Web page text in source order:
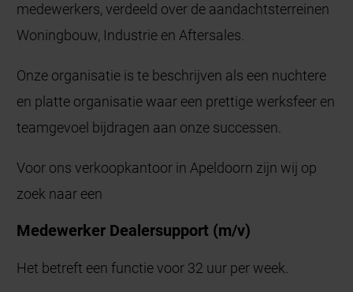
medewerkers, verdeeld over de aandachtsterreinen
Woningbouw, Industrie en Aftersales.
Onze organisatie is te beschrijven als een nuchtere
en platte organisatie waar een prettige werksfeer en
teamgevoel bijdragen aan onze successen.
Voor ons verkoopkantoor in Apeldoorn zijn wij op
zoek naar een
Medewerker Dealersupport (m/v)
Het betreft een functie voor 32 uur per week.